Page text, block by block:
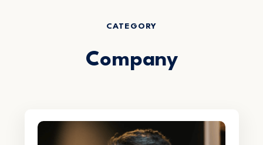
CATEGORY
Company